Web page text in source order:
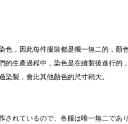
色，因此每件服裝都是獨一無二的，顏
的生產過程中，染色是在縫製後進行的
染製，會比其他顏色的尺寸稍大。
されているので、各服は唯一無二であ